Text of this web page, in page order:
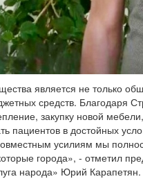
является не только
средств. Благодаря
закупку новой
пациентов в достойных
усилиям мы
города», - отметил
народа» Юрий Карапетян.